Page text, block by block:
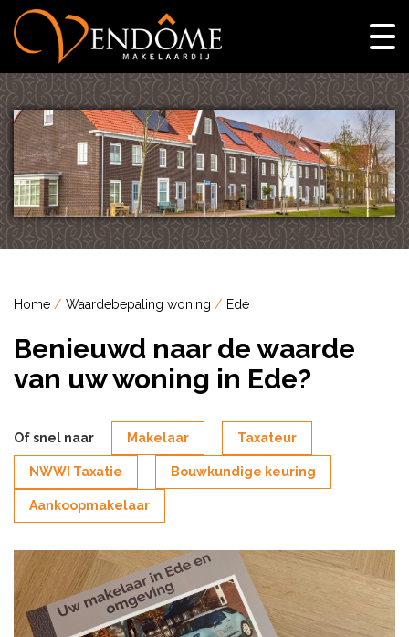
Home Waardebepaling woning Ede
Benieuwd naar de waarde
van uw woning in Ede?
Of snel naar Makelaar Taxateur
NWWI Taxatie Bouwkundige keuring
Aankoopmakelaar